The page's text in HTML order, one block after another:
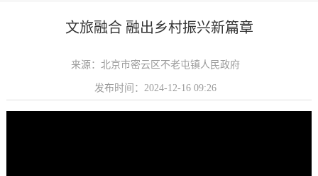
文旅融合 融出乡村振兴新篇章
来源：北京市密云区不老屯镇人民政府
发布时间：2024-12-16 09:26